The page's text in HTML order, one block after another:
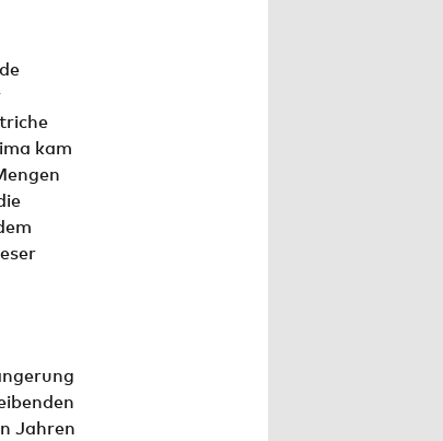
kam
Jahren